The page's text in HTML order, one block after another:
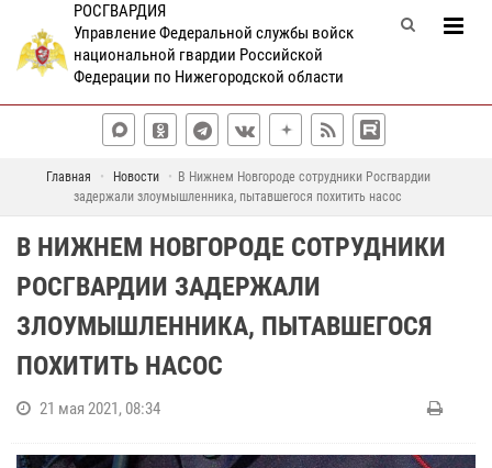
РОСГВАРДИЯ
Управление Федеральной службы войск
национальной гвардии Российской
Федерации по Нижегородской области
Главная Новости
В Нижнем Новгороде сотрудники Росгвардии
задержали злоумышленника, пытавшегося похитить насос
В НИЖНЕМ НОВГОРОДЕ СОТРУДНИКИ
РОСГВАРДИИ ЗАДЕРЖАЛИ
ЗЛОУМЫШЛЕННИКА, ПЫТАВШЕГОСЯ
ПОХИТИТЬ НАСОС
21 мая 2021, 08:34